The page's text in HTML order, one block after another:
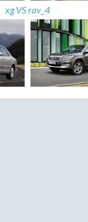
xg VS rav_4